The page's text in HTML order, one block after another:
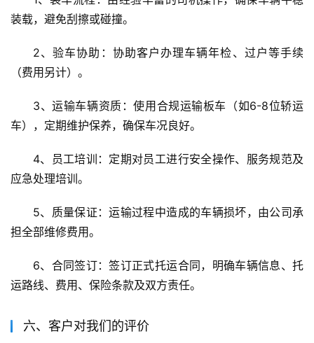
装载，避免刮擦或碰撞。
2、验车协助：协助客户办理车辆年检、过户等手续
（费用另计）。
3、运输车辆资质：使用合规运输板车（如6-8位轿运
车），定期维护保养，确保车况良好。
4、员工培训：定期对员工进行安全操作、服务规范及
应急处理培训。
5、质量保证：运输过程中造成的车辆损坏，由公司承
担全部维修费用。
6、合同签订：签订正式托运合同，明确车辆信息、托
运路线、费用、保险条款及双方责任。
六、客户对我们的评价